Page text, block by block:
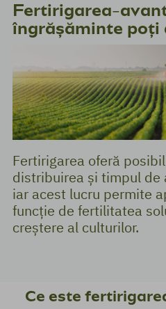
Fertirigarea-
îngrășăminte poți
Fertirigarea oferă
distribuirea și timpul de
iar acest lucru permite
funcție de fertilitatea
creștere al culturilor.
Ce este